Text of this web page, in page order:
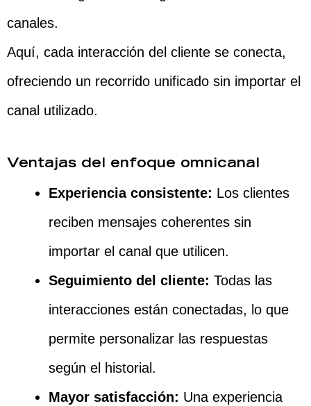
canales.
Aquí, cada interacción del cliente se conecta,
ofreciendo un recorrido unificado sin importar el
canal utilizado.
Ventajas del enfoque omnicanal
Experiencia consistente: Los clientes
reciben mensajes coherentes sin
importar el canal que utilicen.
Seguimiento del cliente: Todas las
interacciones están conectadas, lo que
permite personalizar las respuestas
según el historial.
Mayor satisfacción: Una experiencia